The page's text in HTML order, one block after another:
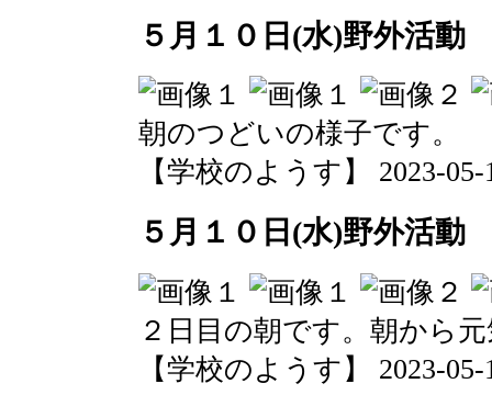
５月１０日(水)野外活動
朝のつどいの様子です。
【学校のようす】 2023-05-
５月１０日(水)野外活動
２日目の朝です。朝から
【学校のようす】 2023-05-